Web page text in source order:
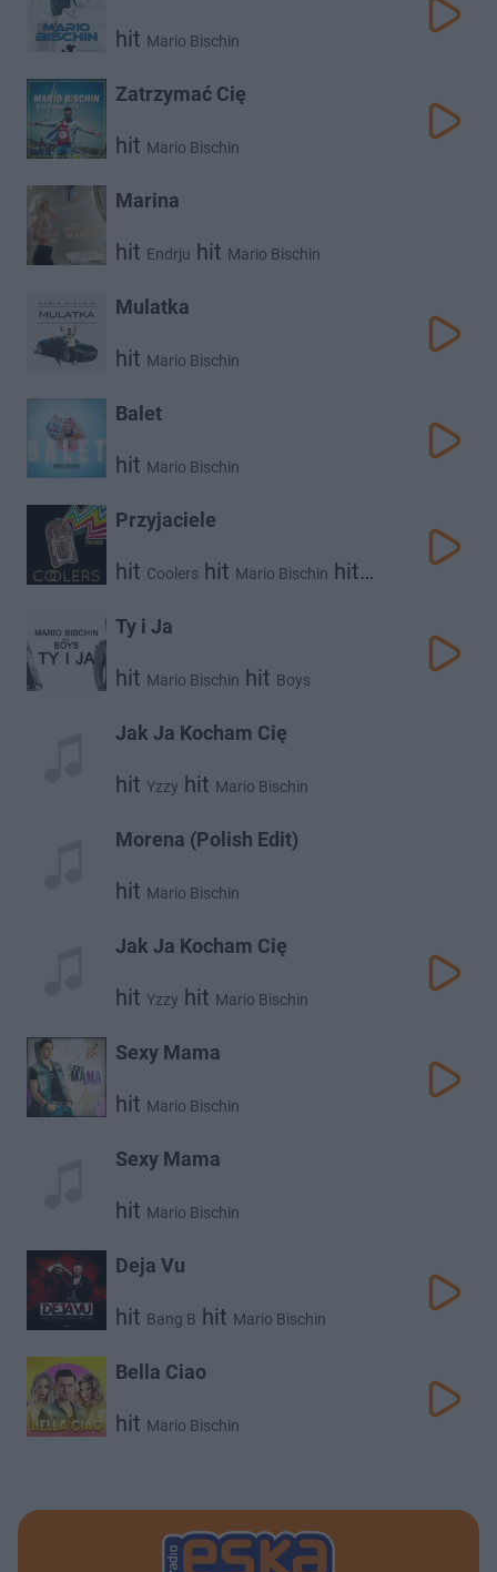
hit Mario Bischin
Zatrzymać Cię
hit Mario Bischin
Marina
hit Endrju hit Mario Bischin
Mulatka
hit Mario Bischin
Balet
hit Mario Bischin
Przyjaciele
hit Coolers hit Mario Bischin hit
Ty i Ja
hit Mario Bischin hit Boys
Jak Ja Kocham Cię
hit Yzzy hit Mario Bischin
Morena (Polish Edit)
hit Mario Bischin
Jak Ja Kocham Cię
hit Yzzy hit Mario Bischin
Sexy Mama
hit Mario Bischin
Sexy Mama
hit Mario Bischin
Deja Vu
hit Bang B hit Mario Bischin
Bella Ciao
hit Mario Bischin